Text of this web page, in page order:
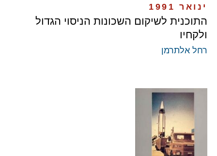
ינואר 1991
התוכנית לשיקום השכונות הניסוי הגדול
ולקחיו
רחל אלתרמן